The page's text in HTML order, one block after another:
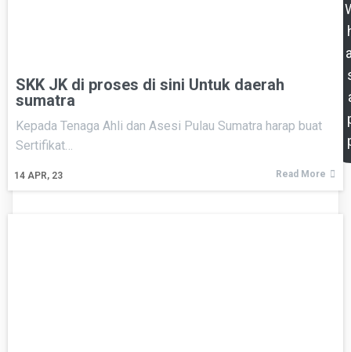
SKK JK di proses di sini Untuk daerah
sumatra
14 APR, 23
Kepada Tenaga Ahli dan Asesi Pulau Sumatra harap buat
Sertifikat…
Read More